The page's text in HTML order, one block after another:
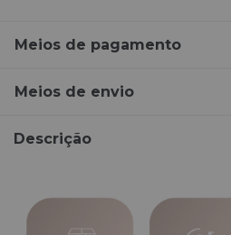
Meios de pagamento
Meios de envio
Descrição